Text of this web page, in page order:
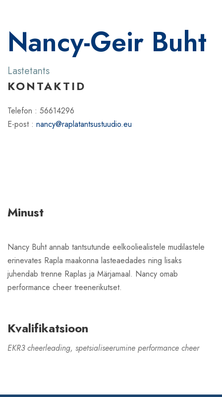
Nancy-Geir Buht
Lastetants
KONTAKTID
Telefon : 56614296
E-post : nancy@raplatantsustuudio.eu
Minust
Nancy Buht annab tantsutunde eelkooliealistele mudilastele
erinevates Rapla maakonna lasteaedades ning lisaks
juhendab trenne Raplas ja Märjamaal. Nancy omab
performance cheer treenerikutset.
Kvalifikatsioon
EKR3 cheerleading, spetsialiseerumine performance cheer